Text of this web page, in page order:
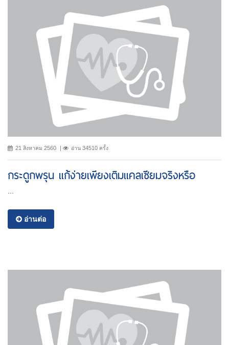
21 สิงหาคม 2560 อ่าน 34510 ครั้ง
กระดูกพรุน แก้ง่ายเพียงเติมแคลเซียมจริงหรือ
อ่านต่อ